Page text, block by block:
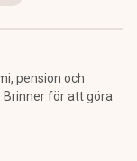
pension och
Brinner för att göra